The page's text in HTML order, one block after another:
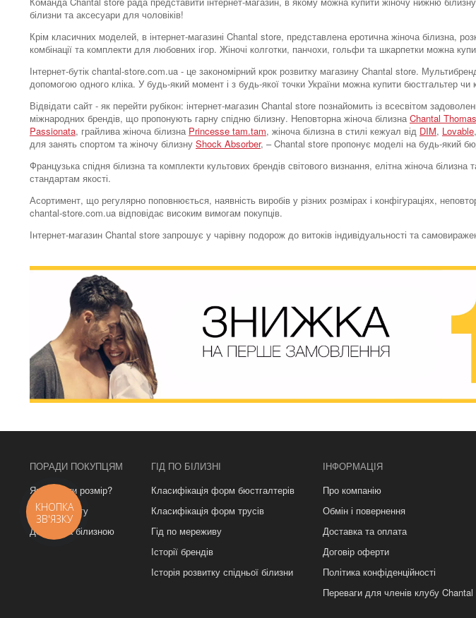
білизни та аксесуари для чоловіків!
Крім класичних моделей, в інтернет-магазині Chantal store, представлена ​​еротична жіноча білизна,
комбінації та комплекти для любовних ігор. Жіночі колготки, панчохи, гольфи та шкарпетки можна
Інтернет-бутік chantal-store.com.ua - це закономірний крок розвитку магазину Chantal store.
допомогою одного кліка. У будь-який момент і з будь-якої точки України можна купити бюстгальтер
Відвідати сайт - як перейти рубікон: інтернет-магазин Chantal store познайомить із всесвітом
міжнародних брендів, що пропонують гарну спідню білизну. Неповторна жіноча білизнаChantal
Passionata, грайлива жіноча білизна Princesse tam.tam, жіноча білизна в стилі кежуал від DIM, Lovable,
для занять спортом та жіночу білизну Shock Absorber, – Chantal store пропонує моделі на будь-який
Французька спідня білизна та комплекти культових брендів світового визнання, елітна жіноча
стандартам якості.
Асортимент, що регулярно поповнюється, наявність виробів у різних розмірах і конфігураціях,
chantal-store.com.ua відповідає високим вимогам покупців.
Інтернет-магазин Chantal store запрошує у чарівну подорож до витоків індивідуальності та
ПОРАДИ ПОКУПЦЯМ
Як вибрати розмір?
Урок з фітінгу
Догляд за білизною
ГІД ПО БІЛИЗНІ
Класифікація форм бюстгалтерів
Класифікація форм трусів
Гід по мереживу
Історії брендів
Історія розвитку спідньої білизни
ІНФОРМАЦІЯ
Про компанію
Обмін і повернення
Доставка та оплата
Договір оферти
Політика конфіденційності
Переваги для членів клубу Chantal
КНОПКА
ЗВ'ЯЗКУ